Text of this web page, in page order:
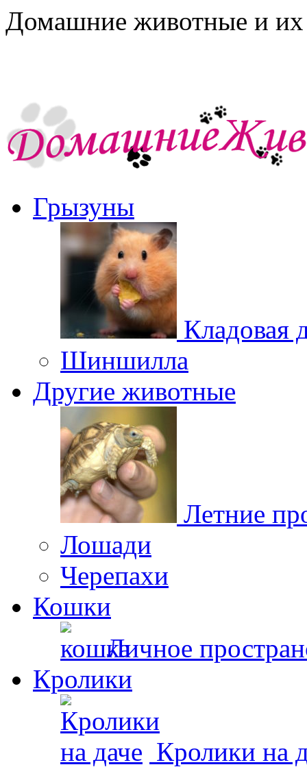
Домашние животные и их
Грызуны
Кладовая
Шиншилла
Другие животные
Летние
Лошади
Черепахи
Кошки
Личное
Кролики
Кролики на